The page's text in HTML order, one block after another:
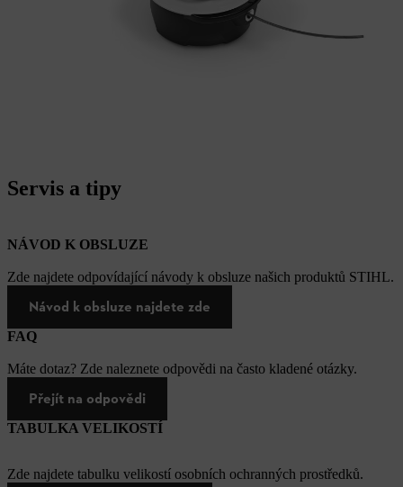
Servis a tipy
NÁVOD K OBSLUZE
Zde najdete odpovídající návody k obsluze našich produktů STIHL.
Návod k obsluze najdete zde
FAQ
Máte dotaz? Zde naleznete odpovědi na často kladené otázky.
Přejít na odpovědi
TABULKA VELIKOSTÍ
Zde najdete tabulku velikostí osobních ochranných prostředků.